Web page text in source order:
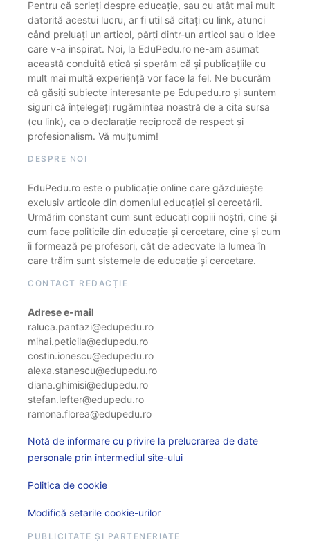
Pentru că scrieți despre educație, sau cu atât mai mult
datorită acestui lucru, ar fi util să citați cu link, atunci
când preluați un articol, părți dintr-un articol sau o idee
care v-a inspirat. Noi, la EduPedu.ro ne-am asumat
această conduită etică și sperăm că și publicațiile cu
mult mai multă experiență vor face la fel. Ne bucurăm
că găsiți subiecte interesante pe Edupedu.ro și suntem
siguri că înțelegeți rugămintea noastră de a cita sursa
(cu link), ca o declarație reciprocă de respect și
profesionalism. Vă mulțumim!
DESPRE NOI
EduPedu.ro este o publicație online care găzduiește
exclusiv articole din domeniul educației și cercetării.
Urmărim constant cum sunt educați copiii noștri, cine și
cum face politicile din educație și cercetare, cine și cum
îi formează pe profesori, cât de adecvate la lumea în
care trăim sunt sistemele de educație și cercetare.
CONTACT REDACȚIE
Adrese e-mail
raluca.pantazi@edupedu.ro
mihai.peticila@edupedu.ro
costin.ionescu@edupedu.ro
alexa.stanescu@edupedu.ro
diana.ghimisi@edupedu.ro
stefan.lefter@edupedu.ro
ramona.florea@edupedu.ro
Notă de informare cu privire la prelucrarea de date
personale prin intermediul site-ului
Politica de cookie
Modifică setarile cookie-urilor
PUBLICITATE ȘI PARTENERIATE